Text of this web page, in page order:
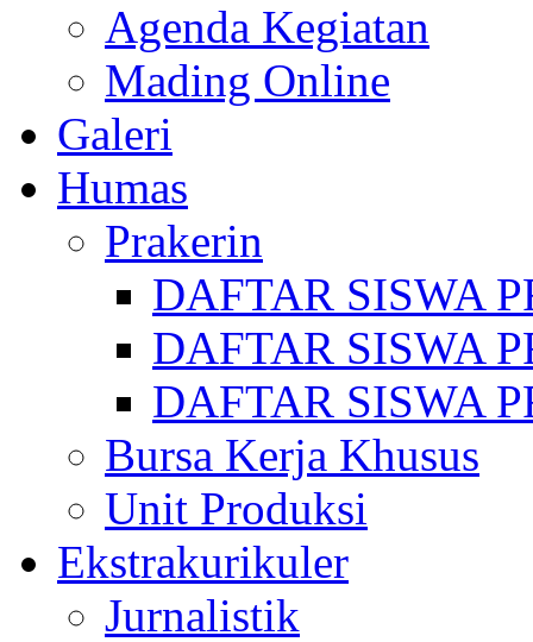
Agenda Kegiatan
Mading Online
Galeri
Humas
Prakerin
DAFTAR SISWA
DAFTAR SISWA
DAFTAR SISWA
Bursa Kerja Khusus
Unit Produksi
Ekstrakurikuler
Jurnalistik